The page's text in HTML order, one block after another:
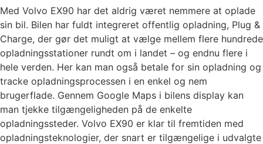
Med Volvo EX90 har det aldrig været nemmere at oplade
sin bil. Bilen har fuldt integreret offentlig opladning, Plug &
Charge, der gør det muligt at vælge mellem flere hundrede
opladningsstationer rundt om i landet – og endnu flere i
hele verden. Her kan man også betale for sin opladning og
tracke opladningsprocessen i en enkel og nem
brugerflade. Gennem Google Maps i bilens display kan
man tjekke tilgængeligheden på de enkelte
opladningssteder. Volvo EX90 er klar til fremtiden med
opladningsteknologier, der snart er tilgængelige i udvalgte